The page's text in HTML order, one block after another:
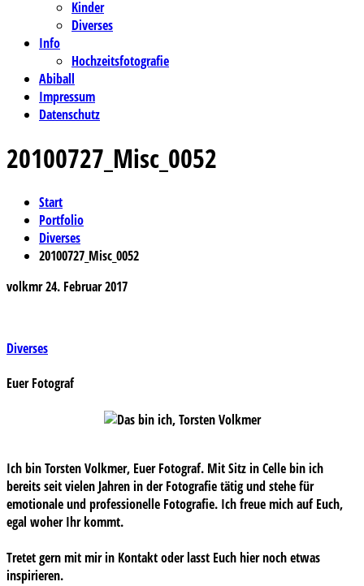
Kinder
Diverses
Info
Hochzeitsfotografie
Abiball
Impressum
Datenschutz
20100727_Misc_0052
Start
Portfolio
Diverses
20100727_Misc_0052
volkmr24. Februar 2017
Beitragsnavigation
Diverses
Euer Fotograf
Ich bin Torsten Volkmer, Euer Fotograf. Mit Sitz in Celle bin ich
bereits seit vielen Jahren in der Fotografie tätig und stehe für
emotionale und professionelle Fotografie. Ich freue mich auf Euch,
egal woher Ihr kommt.
Tretet gern mit mir in Kontakt oder lasst Euch hier noch etwas
inspirieren.